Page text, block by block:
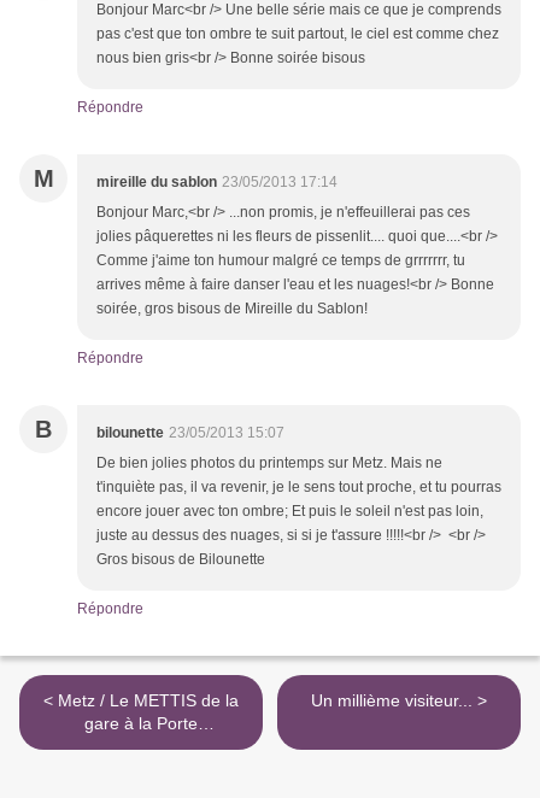
Bonjour Marc<br /> Une belle série mais ce que je comprends
pas c'est que ton ombre te suit partout, le ciel est comme chez
nous bien gris<br /> Bonne soirée bisous
Répondre
M mireille du sablon 23/05/2013 17:14
Bonjour Marc,<br /> ...non promis, je n'effeuillerai pas ces
jolies pâquerettes ni les fleurs de pissenlit.... quoi que....<br />
Comme j'aime ton humour malgré ce temps de grrrrrrr, tu
arrives même à faire danser l'eau et les nuages!<br /> Bonne
soirée, gros bisous de Mireille du Sablon!
Répondre
B bilounette 23/05/2013 15:07
De bien jolies photos du printemps sur Metz. Mais ne
t'inquiète pas, il va revenir, je le sens tout proche, et tu pourras
encore jouer avec ton ombre; Et puis le soleil n'est pas loin,
juste au dessus des nuages, si si je t'assure !!!!!<br /> <br />
Gros bisous de Bilounette
Répondre
< Metz / Le METTIS de la
gare à la Porte
Serpenoise...
Un millième visiteur... >